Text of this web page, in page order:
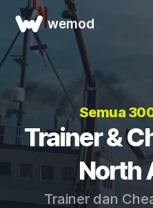
wemod
Semua
Trainer &
North
Trainer dan